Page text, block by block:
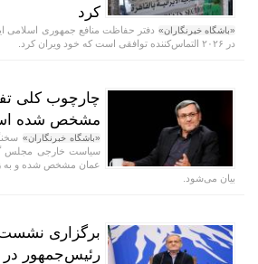
کرد
«باشگاه خبرنگاران» دفتر حفاظت منافع جمهوری اسلامی
در ۲۰۲۶ التماس‌کننده توافقی است که خود ویران کرد.
چارچوب کلی
مشخص شده
«باشگاه خبرنگاران»
سیاست خارجی مجلس
عمان مشخص شده و به
بیان می‌شود.
برگزاری
رئیس‌جمهور در